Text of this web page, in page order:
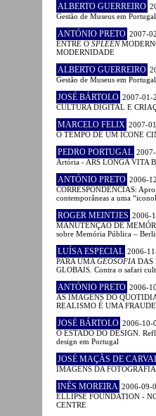
ALBERTO GUERREIRO
Gestão de Museus em
ANTÓNIO PRETO 2007-
ENTRE O SPLEEN
MODERNIDADE
ALBERTO GUERREIRO
Gestão de Museus em
JOSÉ BÁRTOLO 2007-01-
CULTURA DIGITAL E
MARCELO FELIX 2007-
O TEMPO DE UM ÍCONE
PEDRO PORTUGAL
Artória - ARS LONGA VITA
ANTÓNIO PRETO 2006-
CORRESPONDÊNCIAS:
contemporâneas a uma
ROGER MEINTJES 2006-
MANUTENÇÃO DE
sobre Memória Pública –
LUÍSA ESPECIAL 2006-
PARA UMA GEOSOFIA DAS
GLOBAIS. Contra o safari
ANTÓNIO PRETO 2006-
AS IMAGENS DO
REALISMO É UMA FRAUDE
JOSÉ BÁRTOLO 2006-10-
O ESTADO DO DESIGN.
design em Portugal
JOSÉ MAÇÃS DE
IMAGENS DA FOTOGRAFIA
INÊS MOREIRA 2006-09-
ELLIPSE FOUNDATION -
CENTRE